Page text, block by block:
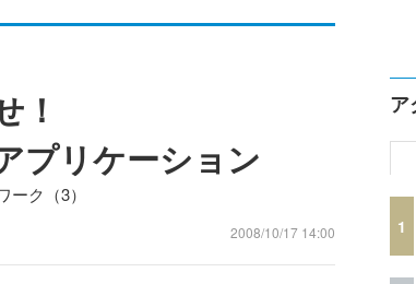
！
プリケーション
ク（3）
2008/10/17 14:00
ア
1